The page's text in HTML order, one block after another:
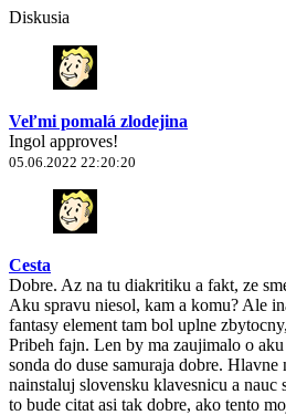
Diskusia
Veľmi pomalá zlodejina
Ingol approves!
05.06.2022 22:20:20
Cesta
Dobre. Az na tu diakritiku a fakt, ze
Aku spravu niesol, kam a komu? Ale
fantasy element tam bol uplne
Pribeh fajn. Len by ma zaujimalo o
sonda do duse samuraja dobre.
nainstaluj slovensku klavesnicu a nauc
to bude citat asi tak dobre, ako tento